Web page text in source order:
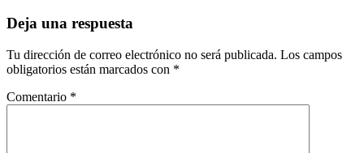
Deja una respuesta
Tu dirección de correo electrónico no será publicada. Los campos
obligatorios están marcados con *
Comentario *